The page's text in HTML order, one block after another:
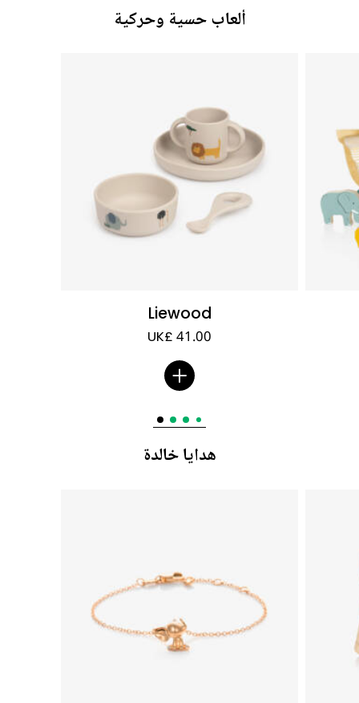
ألعاب حسية وحركية
Liewood
UK£ 41.00
هدايا خالدة